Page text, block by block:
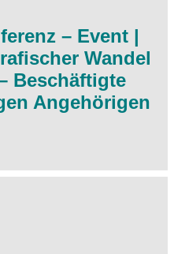
– Event |
Wandel
Beschäftigte
Angehörigen